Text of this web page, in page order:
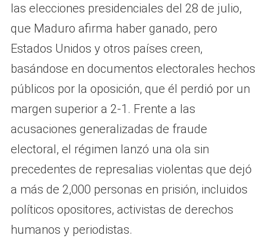
las elecciones presidenciales del 28 de julio,
que Maduro afirma haber ganado, pero
Estados Unidos y otros países creen,
basándose en documentos electorales hechos
públicos por la oposición, que él perdió por un
margen superior a 2-1. Frente a las
acusaciones generalizadas de fraude
electoral, el régimen lanzó una ola sin
precedentes de represalias violentas que dejó
a más de 2,000 personas en prisión, incluidos
políticos opositores, activistas de derechos
humanos y periodistas.